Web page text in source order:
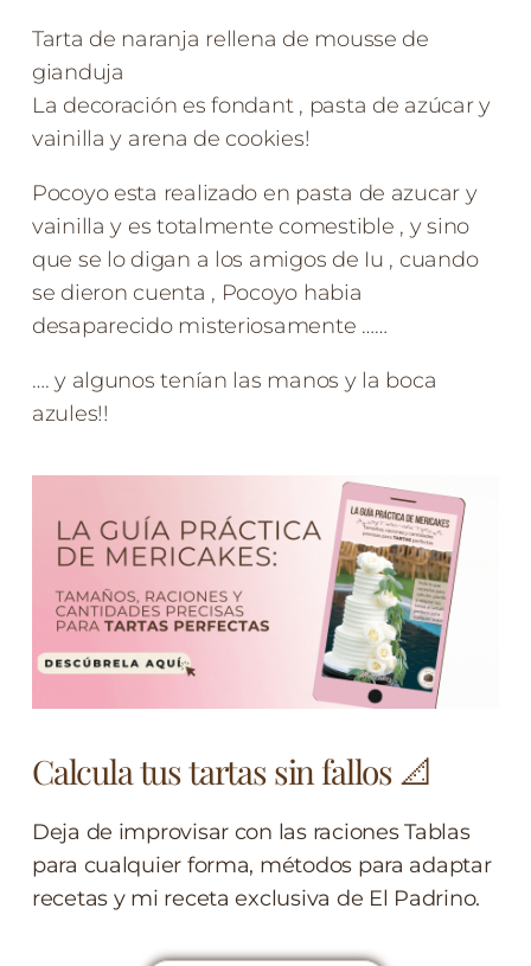
Tarta de naranja rellena de mousse de
gianduja
La decoración es fondant , pasta de azúcar y
vainilla y arena de cookies!
Pocoyo esta realizado en pasta de azucar y
vainilla y es totalmente comestible , y sino
que se lo digan a los amigos de Iu , cuando
se dieron cuenta , Pocoyo habia
desaparecido misteriosamente ……
…. y algunos tenían las manos y la boca
azules!!
Calcula tus tartas sin fallos 📐
Deja de improvisar con las raciones Tablas
para cualquier forma, métodos para adaptar
recetas y mi receta exclusiva de El Padrino.